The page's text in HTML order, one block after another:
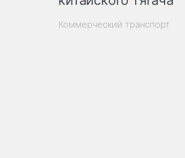
Коммерческий транспорт